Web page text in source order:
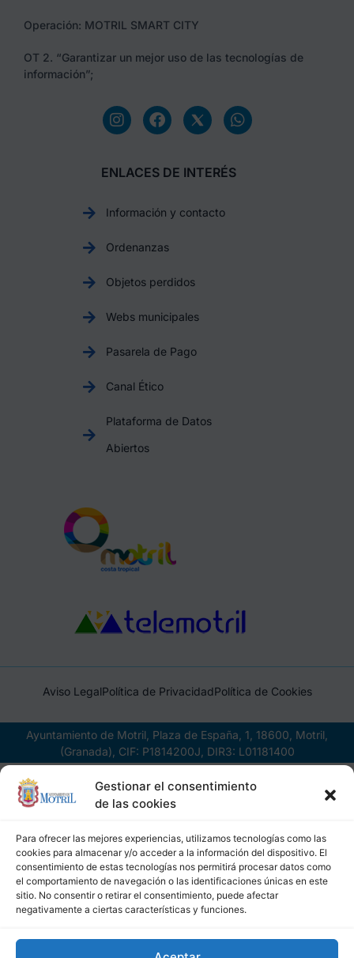
Gestionar el consentimiento
de las cookies
Para ofrecer las mejores experiencias, utilizamos tecnologías como las
cookies para almacenar y/o acceder a la información del dispositivo. El
consentimiento de estas tecnologías nos permitirá procesar datos como
el comportamiento de navegación o las identificaciones únicas en este
sitio. No consentir o retirar el consentimiento, puede afectar
negativamente a ciertas características y funciones.
Operación: MOTRIL SMART CITY
OT 2. “Garantizar un mejor uso de las tecnologías de
información”;
ENLACES DE INTERÉS
Información y contacto
Ordenanzas
Objetos perdidos
Webs municipales
Pasarela de Pago
Canal Ético
Plataforma de Datos
Abiertos
Aviso LegalPolítica de PrivacidadPolítica de Cookies
Ayuntamiento de Motril, Plaza de España, 1, 18600, Motril,
(Granada), CIF: P1814200J, DIR3: L01181400